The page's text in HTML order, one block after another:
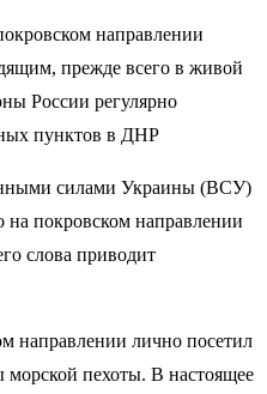
направлении
прежде всего в живой
России регулярно
пунктов в ДНР
силами Украины (ВСУ)
покровском направлении
слова приводит
направлении лично посетил
морской пехоты. В настоящее